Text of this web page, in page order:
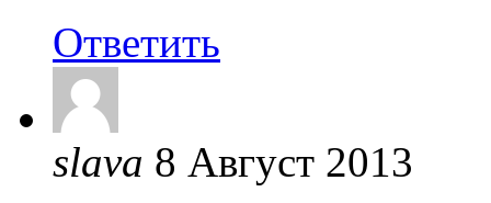
Ответить
slava 8 Август 2013